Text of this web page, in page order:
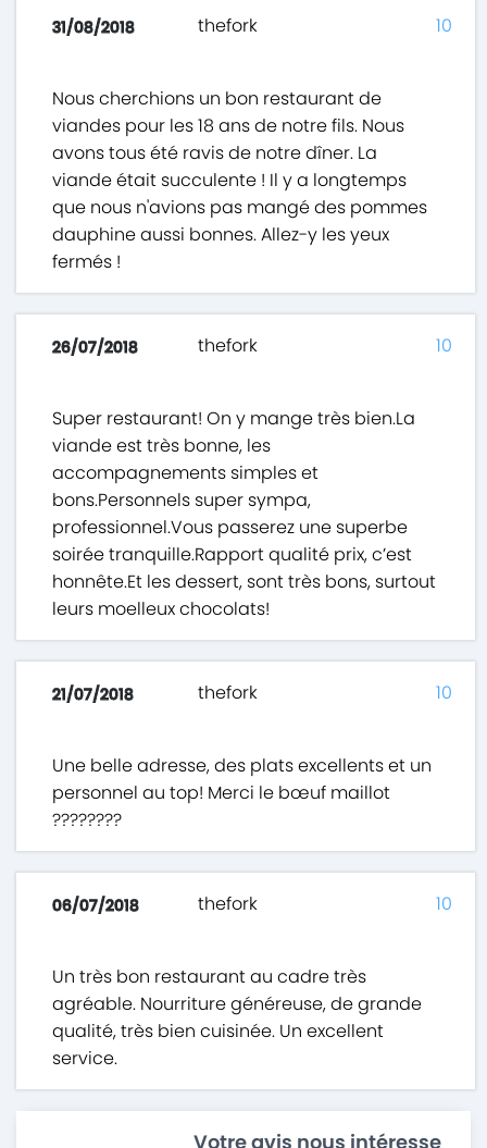
31/08/2018 thefork
Nous cherchions un bon restaurant de
viandes pour les 18 ans de notre fils. Nous
avons tous été ravis de notre dîner. La
viande était succulente ! Il y a longtemps
que nous n'avions pas mangé des pommes
dauphine aussi bonnes. Allez-y les yeux
fermés !
10
26/07/2018 thefork
Super restaurant! On y mange très bien.La
viande est très bonne, les
accompagnements simples et
bons.Personnels super sympa,
professionnel.Vous passerez une superbe
soirée tranquille.Rapport qualité prix, c’est
honnête.Et les dessert, sont très bons, surtout
leurs moelleux chocolats!
10
21/07/2018 thefork
Une belle adresse, des plats excellents et un
personnel au top! Merci le bœuf maillot
????????
10
06/07/2018 thefork
Un très bon restaurant au cadre très
agréable. Nourriture généreuse, de grande
qualité, très bien cuisinée. Un excellent
service.
10
Votre avis nous intéresse